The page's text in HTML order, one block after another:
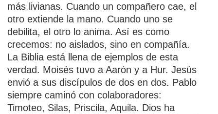
más livianas. Cuando un compañero cae, el
otro extiende la mano. Cuando uno se
debilita, el otro lo anima. Así es como
crecemos: no aislados, sino en compañía.
La Biblia está llena de ejemplos de esta
verdad. Moisés tuvo a Aarón y a Hur. Jesús
envió a sus discípulos de dos en dos. Pablo
siempre caminó con colaboradores:
Timoteo, Silas, Priscila, Aquila. Dios ha